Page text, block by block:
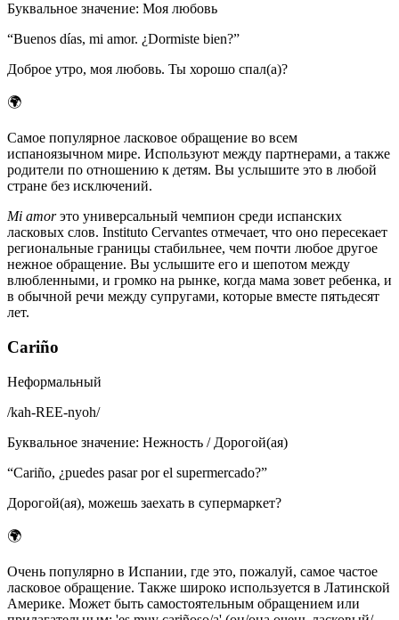
Буквальное значение: Моя любовь
“Buenos días, mi amor. ¿Dormiste bien?”
Доброе утро, моя любовь. Ты хорошо спал(а)?
🌍
Самое популярное ласковое обращение во всем
испаноязычном мире. Используют между партнерами, а также
родители по отношению к детям. Вы услышите это в любой
стране без исключений.
Mi amorэто универсальный чемпион среди испанских
ласковых слов. Instituto Cervantes отмечает, что оно пересекает
региональные границы стабильнее, чем почти любое другое
нежное обращение. Вы услышите его и шепотом между
влюбленными, и громко на рынке, когда мама зовет ребенка, и
в обычной речи между супругами, которые вместе пятьдесят
лет.
Cariño
Неформальный
/kah-REE-nyoh/
Буквальное значение: Нежность / Дорогой(ая)
“Cariño, ¿puedes pasar por el supermercado?”
Дорогой(ая), можешь заехать в супермаркет?
🌍
Очень популярно в Испании, где это, пожалуй, самое частое
ласковое обращение. Также широко используется в Латинской
Америке. Может быть самостоятельным обращением или